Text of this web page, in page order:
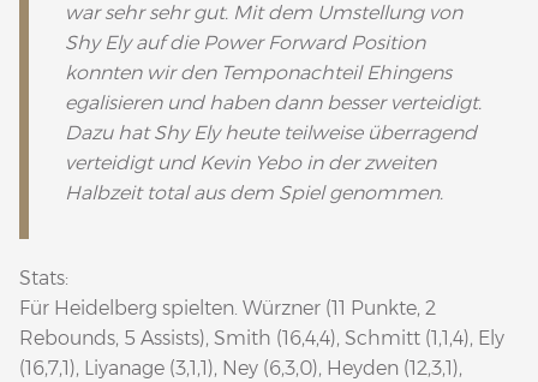
war sehr sehr gut. Mit dem Umstellung von
Shy Ely auf die Power Forward Position
konnten wir den Temponachteil Ehingens
egalisieren und haben dann besser verteidigt.
Dazu hat Shy Ely heute teilweise überragend
verteidigt und Kevin Yebo in der zweiten
Halbzeit total aus dem Spiel genommen.
Stats:
Für Heidelberg spielten. Würzner (11 Punkte, 2
Rebounds, 5 Assists), Smith (16,4,4), Schmitt (1,1,4), Ely
(16,7,1), Liyanage (3,1,1), Ney (6,3,0), Heyden (12,3,1),